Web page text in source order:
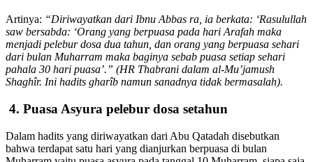
Artinya: “Diriwayatkan dari Ibnu Abbas ra, ia berkata: ‘Rasulullah
saw bersabda: ‘Orang yang berpuasa pada hari Arafah maka
menjadi pelebur dosa dua tahun, dan orang yang berpuasa sehari
dari bulan Muharram maka baginya sebab puasa setiap sehari
pahala 30 hari puasa’.” (HR Thabrani dalam al-Mu’jamush
Shaghîr. Ini hadits gharîb namun sanadnya tidak bermasalah).
4. Puasa Asyura pelebur dosa setahun
Dalam hadits yang diriwayatkan dari Abu Qatadah disebutkan
bahwa terdapat satu hari yang dianjurkan berpuasa di bulan